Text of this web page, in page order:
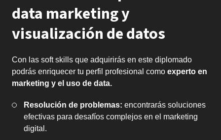
data marketing y
visualización de datos
Con las soft skills que adquirirás en este diplomado
podrás enriquecer tu perfil profesional como experto en
marketing y el uso de data.
Resolución de problemas: encontrarás soluciones
efectivas para desafíos complejos en el marketing
digital.